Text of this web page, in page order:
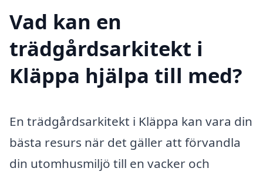
Vad kan en
trädgårdsarkitekt i
Kläppa hjälpa till med?
En trädgårdsarkitekt i Kläppa kan vara din
bästa resurs när det gäller att förvandla
din utomhusmiljö till en vacker och